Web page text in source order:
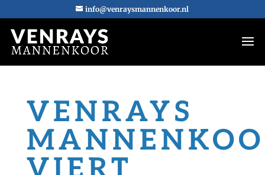
info@venraysmannenkoor.nl
VENRAYS